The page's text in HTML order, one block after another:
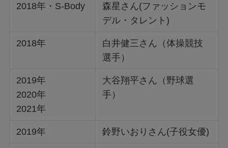
2018年・S-Body
森星さん(ファッションモ
デル・タレント)
2018年
白井健三さん（体操競技
選手）
2019年
2020年
2021年
大谷翔平さん（野球選
手）
2019年 鈴野いおりさん(子役女優)